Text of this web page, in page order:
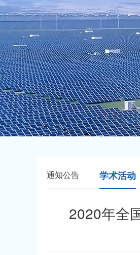
通知公告 学术活动
2020年全